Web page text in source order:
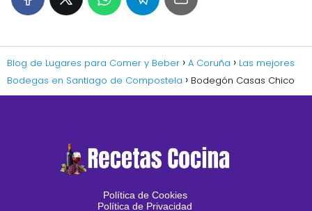
Blog de Lugares para Comer y Beber A Coruña
Las mejores
Bodegas en Santiago de Compostela
Bodegón Casas Chico
Política de Cookies
Política de Privacidad